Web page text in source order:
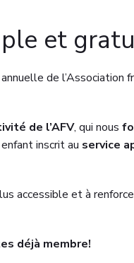
et
de
de l’AFV, qui nous
inscrit au service
accessible et à
déjà membre!